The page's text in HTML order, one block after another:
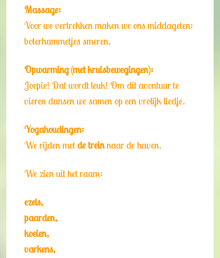
Massage:
Voor we vertrekken maken we ons middageten:
boterhammetjes smeren.
Opwarming (met kruisbewegingen):
Joepie! Dat wordt leuk! Om dit avontuur te
vieren dansen we samen op een vrolijk liedje.
Yogahoudingen:
We rijden met de treinnaar de haven.
We zien uit het raam:
ezels,
paarden,
koeien,
varkens,